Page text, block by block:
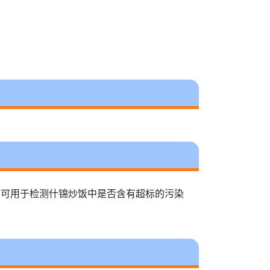
用于检测什锦炒饭中是否含有超标的污染